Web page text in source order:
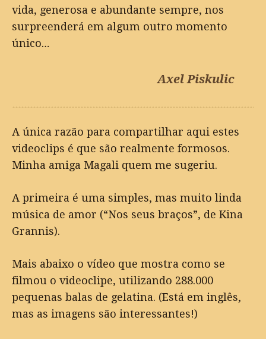
vida, generosa e abundante sempre, nos
surpreenderá em algum outro momento
único…
Axel Piskulic
A única razão para compartilhar aqui estes
videoclips é que são realmente formosos.
Minha amiga Magali quem me sugeriu.
A primeira é uma simples, mas muito linda
música de amor (“Nos seus braços”, de Kina
Grannis).
Mais abaixo o vídeo que mostra como se
filmou o videoclipe, utilizando 288.000
pequenas balas de gelatina. (Está em inglês,
mas as imagens são interessantes!)